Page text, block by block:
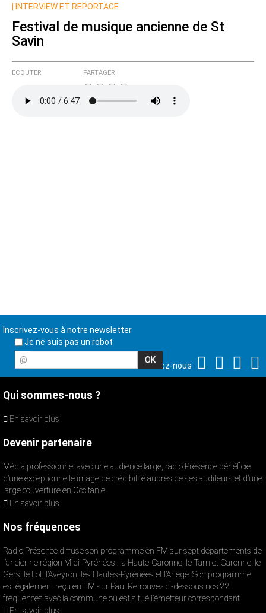
INTERVIEW ET REPORTAGE
Festival de musique ancienne de St
Savin
ÉCOUTER PARTAGER
Inscrivez-vous à notre newsletter
Je ne suis pas un robot
@
Suivez-nous
Qui sommes-nous ?
En savoir plus
Devenir partenaire
Média professionnel avec une audience large, radio Présence bénéficie
d’une exceptionnelle image de crédibilité auprès de ses auditeurs et d’une
large couverture en Occitanie.
En savoir plus
Nos fréquences
Radio Présence diffuse son programme en FM sur sept départements de
l’ancienne région Midi-Pyrénées : la Haute-Garonne, le Tarn et Garonne, le
Gers, le Lot, l’Aveyron, les Hautes-Pyrénées et l’Ariège. Son programme
est également reçu en FM sur Pau. Retrouvez ci-dessous nos 22
fréquences avec la commune où est situé l’émetteur correspondant.
En savoir plus